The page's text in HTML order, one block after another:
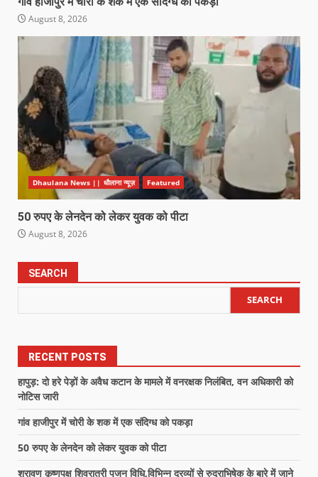
August 8, 2026
Dhaulana News || धौलाना न्यूज़ Featured
50 रुपए के लेनदेन को लेकर युवक को पीटा
August 8, 2026
SEARCH
SEARCH
RECENT POSTS
हापुड़: दो हरे पेड़ों के अवैध कटान के मामले में वनरक्षक निलंबित, वन अधिकारी को
नोटिस जारी
गांव हाजीपुर में चोरी के शक में एक संदिग्ध को पकड़ा
50 रुपए के लेनदेन को लेकर युवक को पीटा
श्रावण कृष्णपक्ष शिवरात्री पूजन विधि,विभिन्न द्रव्यों से रुद्राभिषेक के बारे में जाने